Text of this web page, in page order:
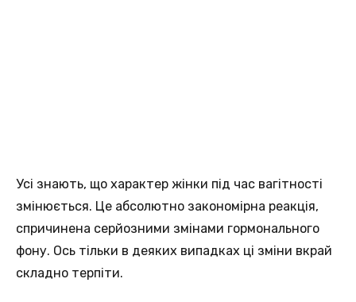
Усі знають, що характер жінки під час вагітності
змінюється. Це абсолютно закономірна реакція,
спричинена серйозними змінами гормонального
фону. Ось тільки в деяких випадках ці зміни вкрай
складно терпіти.